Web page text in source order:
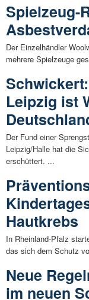
Spielzeug-
Der Einzelhändler
mehrere Spielzeuge
Leipzig ist
Der Fund einer
Leipzig/Halle hat die
erschüttert. ...
Hautkrebs
In Rheinland-Pfalz
das sich dem Schutz
Neue
im neuen